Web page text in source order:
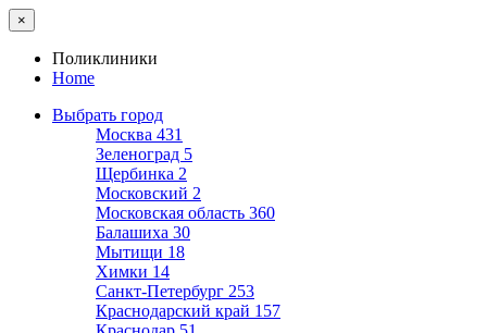
×
Поликлиники
Home
Выбрать город
Москва 431
Зеленоград 5
Щербинка 2
Московский 2
Московская область 360
Балашиха 30
Мытищи 18
Химки 14
Санкт-Петербург 253
Краснодарский край 157